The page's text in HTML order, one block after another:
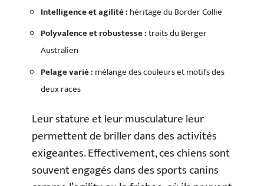
Intelligence et agilité : héritage du Border Collie
Polyvalence et robustesse :traits du Berger
Australien
Pelage varié : mélange des couleurs et motifs des
deux races
Leur stature et leur musculature leur
permettent de briller dans des activités
exigeantes. Effectivement, ces chiens sont
souvent engagés dans des sports canins